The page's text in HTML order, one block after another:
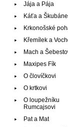
Jája a Pája
Káťa a
Krkonošské
Křemílek a
Mach a
Maxipes Fík
O človíčkovi
O krtkovi
O loupežníku
Rumcajsovi
Pat a Mat